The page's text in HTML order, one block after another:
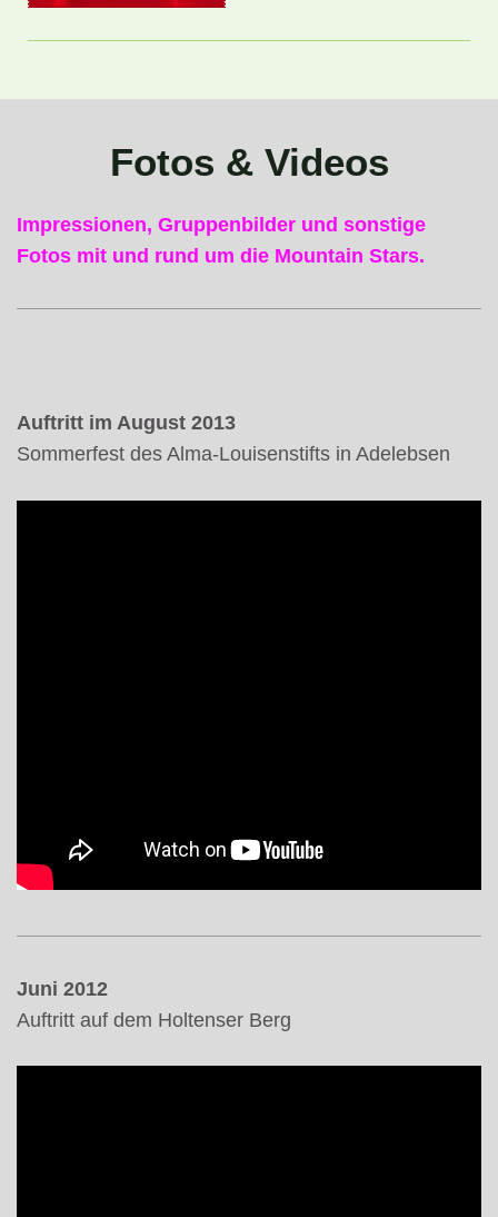
Fotos & Videos
Impressionen, Gruppenbilder und sonstige
Fotos mit und rund um die Mountain Stars.
Auftritt im August 2013
Sommerfest des Alma-Louisenstifts in Adelebsen
Juni 2012
Auftritt auf dem Holtenser Berg